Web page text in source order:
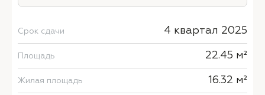
Срок сдачи 4 квартал 2025
Площадь 22.45 м²
Жилая площадь 16.32 м²